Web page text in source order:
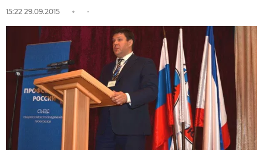
15:22 29.09.2015